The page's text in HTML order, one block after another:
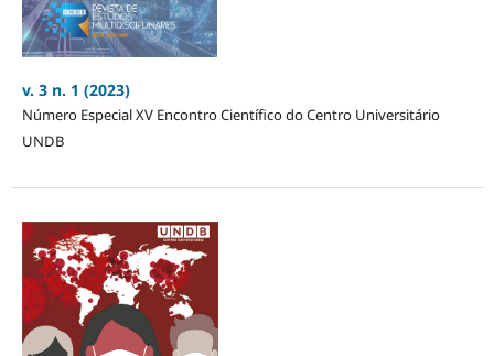
v. 3 n. 1 (2023)
Número Especial XV Encontro Científico do Centro Universitário
UNDB